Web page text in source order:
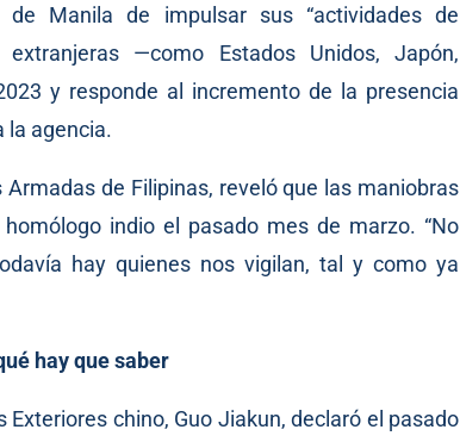
Manila de impulsar sus “actividades de
—como Estados Unidos, Japón,
y responde al incremento de la presencia
la agencia.
de Filipinas, reveló que las maniobras
indio el pasado mes de marzo. “No
hay quienes nos vigilan, tal y como ya
hay que saber
chino, Guo Jiakun, declaró el pasado